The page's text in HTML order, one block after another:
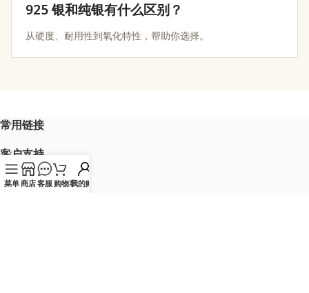
925 银和纯银有什么区别？
从硬度、耐用性到氧化特性，帮助你选择。
常用链接
客户支持
会员中心
菜单商店客服 购物车我的账户